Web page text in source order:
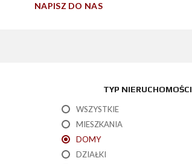
NAPISZ DO NAS
TYP NIERUCHOMOŚCI
WSZYSTKIE
MIESZKANIA
DOMY
DZIAŁKI